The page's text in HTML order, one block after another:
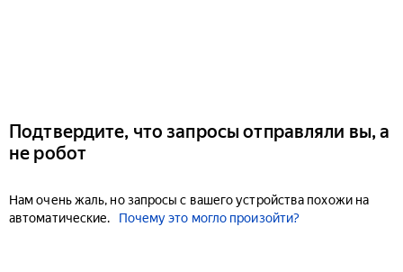
Подтвердите, что запросы отправляли вы, а
не робот
Нам очень жаль, но запросы с вашего устройства похожи на
автоматические.
Почему это могло произойти?